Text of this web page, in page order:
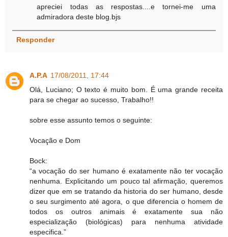
apreciei todas as respostas....e tornei-me uma
admiradora deste blog.bjs
Responder
A.P.A 17/08/2011, 17:44
Olá, Luciano; O texto é muito bom. É uma grande receita
para se chegar ao sucesso, Trabalho!!
sobre esse assunto temos o seguinte:
Vocação e Dom
Bock:
“a vocação do ser humano é exatamente não ter vocação
nenhuma. Explicitando um pouco tal afirmação, queremos
dizer que em se tratando da historia do ser humano, desde
o seu surgimento até agora, o que diferencia o homem de
todos os outros animais é exatamente sua não
especialização (biológicas) para nenhuma atividade
especifica.”